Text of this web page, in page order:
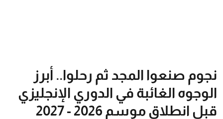
نجوم صنعوا المجد ثم رحلوا.. أبرز
الوجوه الغائبة في الدوري الإنجليزي
قبل انطلاق موسم 2026 - 2027